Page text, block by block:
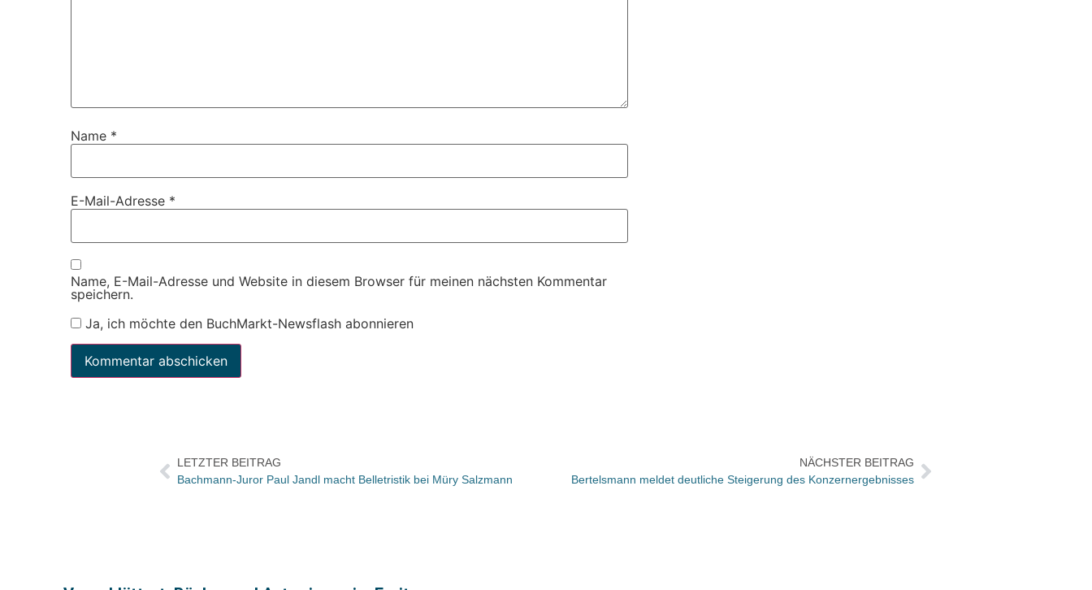
Name *
E-Mail-Adresse *
Name, E-Mail-Adresse und Website in diesem Browser für meinen nächsten Kommentar
speichern.
Ja, ich möchte den BuchMarkt-Newsflash abonnieren
LETZTER BEITRAG
Bachmann-Juror Paul Jandl macht Belletristik bei Müry Salzmann
NÄCHSTER BEITRAG
Bertelsmann meldet deutliche Steigerung des Konzernergebnisses